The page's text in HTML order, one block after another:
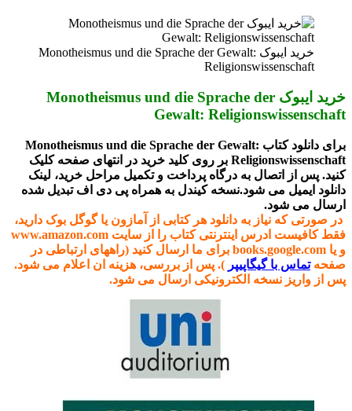
خرید ایبوک Monotheismus und die Sprache der Gewalt:
Religionswissenschaft
خرید ایبوک Monotheismus und die Sprache der
Gewalt: Religionswissenschaft
برای دانلود کتاب Monotheismus und die Sprache der Gewalt:
Religionswissenschaft بر روی کلید خرید در انتهای صفحه کلیک
کنید. پس از اتصال به درگاه پرداخت و تکمیل مراحل خرید، لینک
دانلود ایمیل می شود.نسخه کیندل به همراه پی دی اف تبدیل شده
ارسال می شود.
در صورتی که نیاز به دانلود هر کتابی از آمازون یا گوگل بوک دارید،
فقط کافیست ادرس اینترنتی کتاب را از سایت www.amazon.com
و یا books.google.com برای ما ارسال کنید (راههای ارتباطی در
صفحهتماس با گیگاپیپر ). پس از بررسی، هزینه ان اعلام می شود.
پس از واریز نسخه الکترونیکی ارسال می شود.